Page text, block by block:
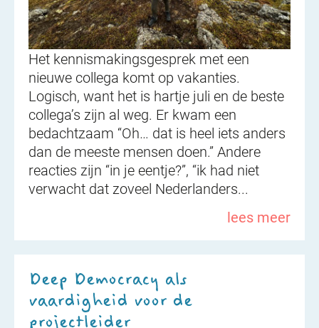
Het kennismakingsgesprek met een
nieuwe collega komt op vakanties.
Logisch, want het is hartje juli en de beste
collega’s zijn al weg. Er kwam een
bedachtzaam “Oh… dat is heel iets anders
dan de meeste mensen doen.” Andere
reacties zijn “in je eentje?”, “ik had niet
verwacht dat zoveel Nederlanders...
lees meer
Deep Democracy als
vaardigheid voor de
projectleider